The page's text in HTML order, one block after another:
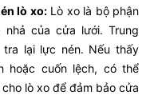
lò xo:Lò xo là bộ phận
của cửa lưới. Trung
lại lực nén. Nếu thấy
hoặc cuốn lệch, có thể
lò xo để đảm bảo cửa